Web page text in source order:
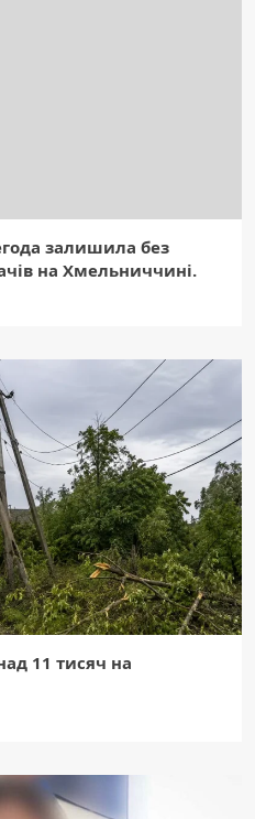
залишила без
на Хмельниччині.
11 тисяч на